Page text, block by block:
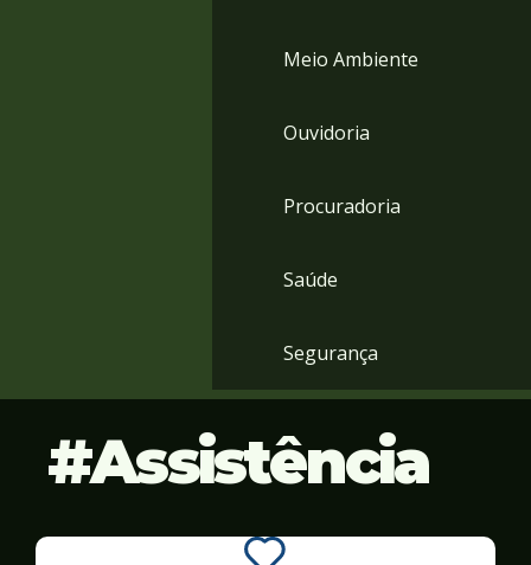
Meio Ambiente
Ouvidoria
Procuradoria
Saúde
Segurança
Assistência